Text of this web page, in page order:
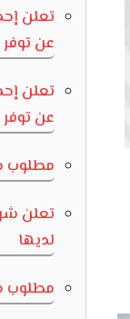
تعلن
عن
تعلن
عن
مطلوب
تعلن
لديها
مطلوب